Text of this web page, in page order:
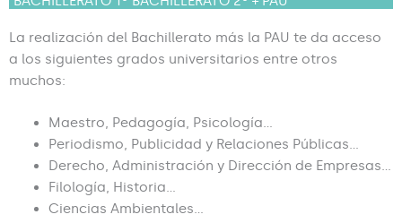
La realización del Bachillerato más la PAU te da acceso
a los siguientes grados universitarios entre otros
muchos:
Maestro, Pedagogía, Psicología…
Periodismo, Publicidad y Relaciones Públicas…
Derecho, Administración y Dirección de Empresas…
Filología, Historia…
Ciencias Ambientales…